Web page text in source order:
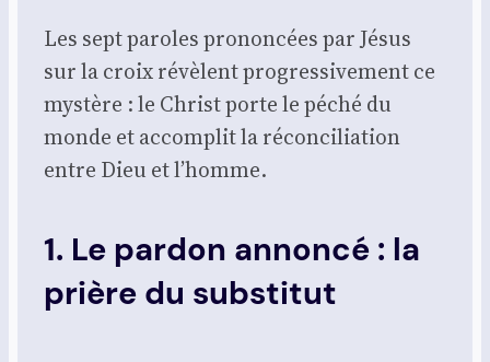
Les sept paroles pro­non­cées par Jésus
sur la croix révèlent pro­gres­si­ve­ment ce
mys­tère : le Christ porte le péché du
monde et accom­plit la récon­ci­lia­tion
entre Dieu et l’homme.
1. Le pardon annoncé : la
prière du substitut